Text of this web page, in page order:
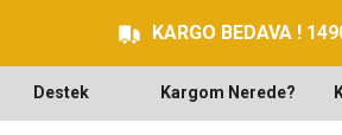
KARGO BEDAVA !
Destek Kargom Nerede?